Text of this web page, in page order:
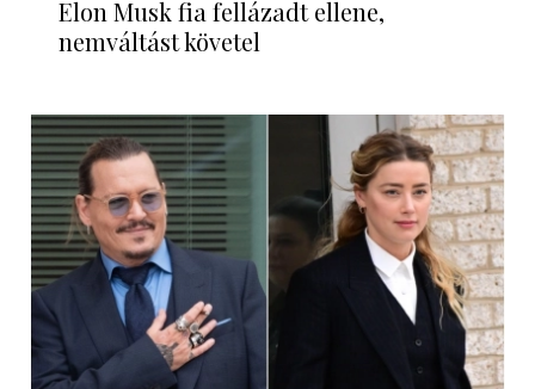
Elon Musk fia fellázadt ellene,
nemváltást követel